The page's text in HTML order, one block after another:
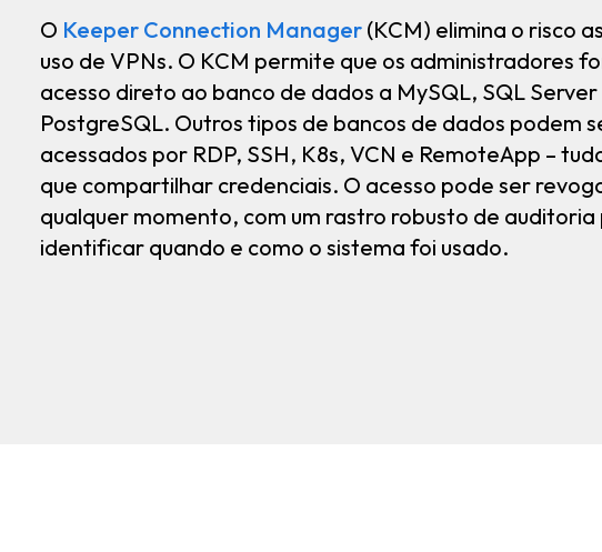
O Keeper Connection Manager (KCM) elimina o risco
uso de VPNs. O KCM permite que os administradores
acesso direto ao banco de dados a MySQL, SQL Server
PostgreSQL. Outros tipos de bancos de dados podem
acessados por RDP, SSH, K8s, VCN e RemoteApp –
que compartilhar credenciais. O acesso pode ser
qualquer momento, com um rastro robusto de auditoria
identificar quando e como o sistema foi usado.